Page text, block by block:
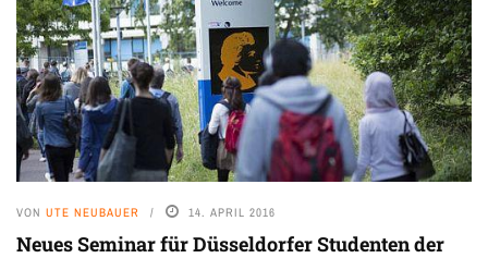
VON UTE NEUBAUER 14. APRIL 2016
Neues Seminar für Düsseldorfer Studenten der